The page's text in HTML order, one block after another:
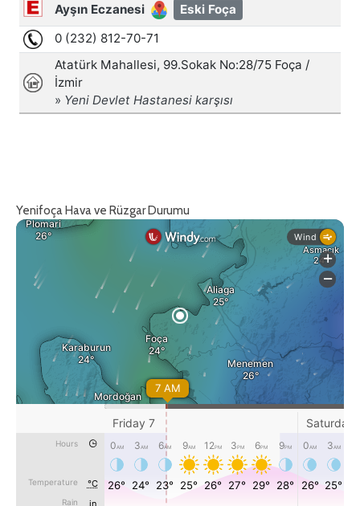
Yenifoça Hava ve Rüzgar Durumu